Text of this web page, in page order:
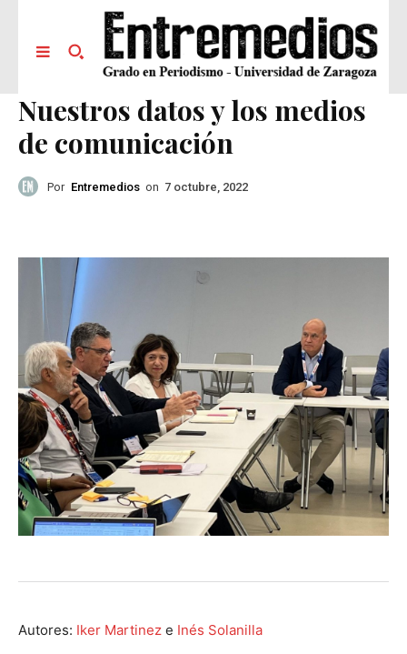
Nuestros datos y los medios
de comunicación
Por Entremedios on 7 octubre, 2022
Autores: Iker Martinez e Inés Solanilla